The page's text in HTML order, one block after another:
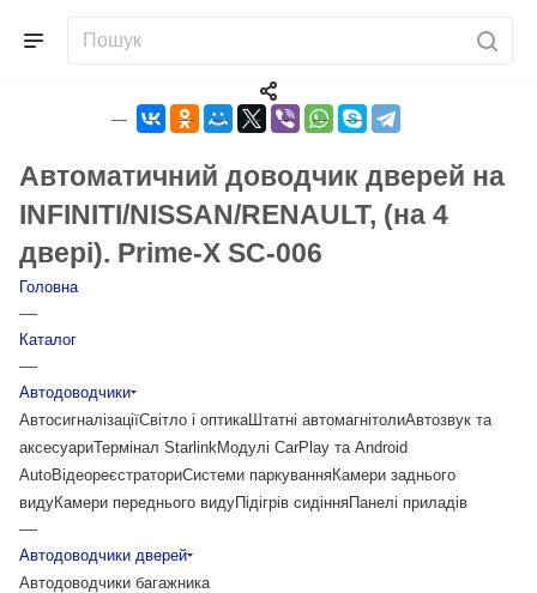
Автоматичний доводчик дверей на
INFINITI/NISSAN/RENAULT, (на 4
двері). Prime-X SC-006
Головна
—
Каталог
—
Автодоводчики
АвтосигналізаціїСвітло і оптикаШтатні автомагнітолиАвтозвук та
аксесуариТермінал StarlinkМодулі CarPlay та Android
AutoВідеореєстраториСистеми паркуванняКамери заднього
видуКамери переднього видуПідігрів сидінняПанелі приладів
—
Автодоводчики дверей
Автодоводчики багажника